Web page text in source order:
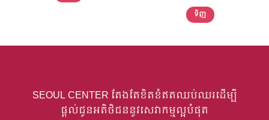
ទិញ
SEOUL CENTER តែងតែខិតខំឥតឈប់ឈរដើម្បី
ផ្តល់ជូនអតិថិជននូវសេវាកម្មល្អបំផុត